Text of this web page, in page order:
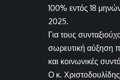
100% εντός 18
2025.
Για τους
σωρευτική αύξηση
και κοινωνικές
Ο κ.